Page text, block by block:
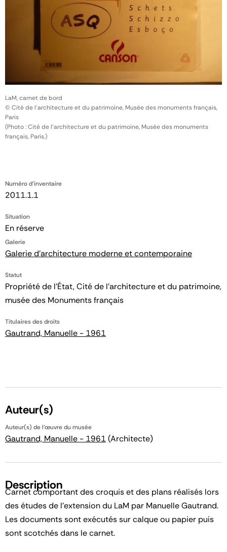
Numéro d'inventaire
2011.1.1
Situation
En réserve
Galerie
Galerie d'architecture moderne et contemporaine
Statut
Propriété de l’État, Cité de l’architecture et du patrimoine,
musée des Monuments français
Titulaires des droits
Gautrand, Manuelle - 1961
LaM, carnet de bord
© Cité de l'architecture et du patrimoine, Musée des monuments français,
Paris
(Photo : Cité de l'architecture et du patrimoine, Musée des monuments
français, Paris.)
Auteur(s)
Auteur(s) de l'œuvre du musée
Gautrand, Manuelle - 1961 (Architecte)
Description
Carnet comportant des croquis et des plans réalisés lors
des études de l'extension du LaM par Manuelle Gautrand.
Les documents sont exécutés sur calque ou papier puis
sont scotchés dans le carnet.